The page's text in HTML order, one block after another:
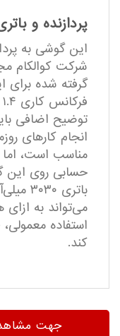
پردازنده و
شرکت کوالکام
گرفته شده برای
توضیح اضافی
انجام کار‌های
مناسب است، اما
حسابی روی این
کند.
جهت